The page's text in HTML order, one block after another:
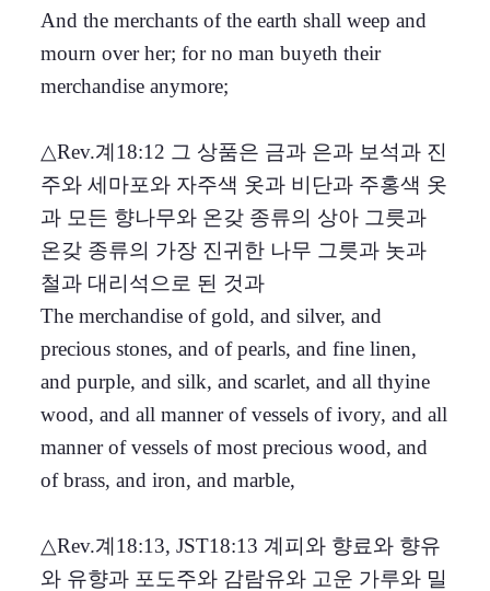
And the merchants of the earth shall weep and
mourn over her; for no man buyeth their
merchandise anymore;
△Rev.계18:12 그 상품은 금과 은과 보석과 진
주와 세마포와 자주색 옷과 비단과 주홍색 옷
과 모든 향나무와 온갖 종류의 상아 그릇과
온갖 종류의 가장 진귀한 나무 그릇과 놋과
철과 대리석으로 된 것과
The merchandise of gold, and silver, and
precious stones, and of pearls, and fine linen,
and purple, and silk, and scarlet, and all thyine
wood, and all manner of vessels of ivory, and all
manner of vessels of most precious wood, and
of brass, and iron, and marble,
△Rev.계18:13, JST18:13 계피와 향료와 향유
와 유향과 포도주와 감람유와 고운 가루와 밀